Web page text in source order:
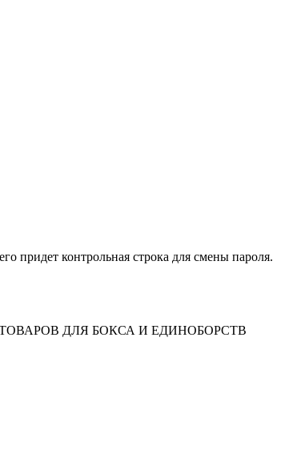
придет контрольная строка для смены пароля.
ДЛЯ БОКСА И ЕДИНОБОРСТВ